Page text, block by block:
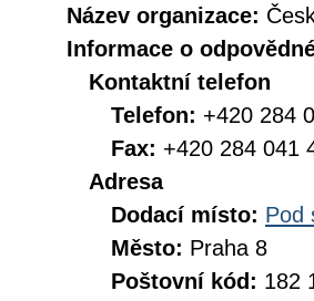
Název organizace:
Informace o
Kontaktní telefon
Telefon: +420 284
Fax: +420 284 041
Adresa
Dodací místo: Pod
Město: Praha 8
Poštovní kód: 182